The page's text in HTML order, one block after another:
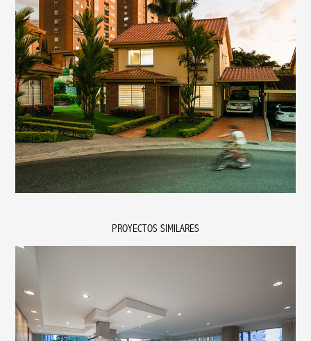
PROYECTOS SIMILARES